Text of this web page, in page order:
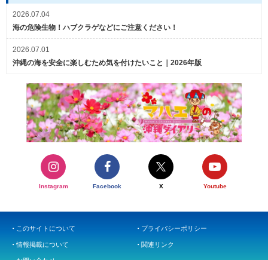
2026.07.04
海の危険生物！ハブクラゲなどにご注意ください！
2026.07.01
沖縄の海を安全に楽しむため気を付けたいこと｜2026年版
Instagram Facebook X Youtube
このサイトについて プライバシーポリシー
情報掲載について 関連リンク